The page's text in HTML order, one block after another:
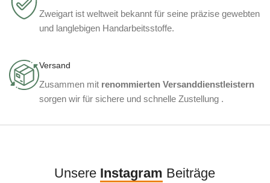
Zweigart ist weltweit bekannt für seine präzise gewebten
und langlebigen Handarbeitsstoffe.
Versand
Zusammen mit renommierten Versanddienstleistern
sorgen wir für sichere und schnelle Zustellung .
Unsere Instagram Beiträge